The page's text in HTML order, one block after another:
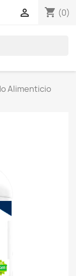
shopping_cart (0)

Alimenticio